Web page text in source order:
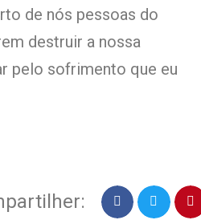
de nós pessoas do
destruir a nossa
pelo sofrimento que eu